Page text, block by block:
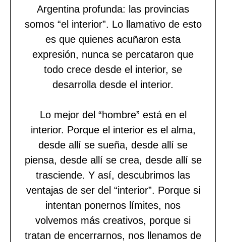
Argentina profunda: las provincias
somos “el interior”. Lo llamativo de esto
es que quienes acuñaron esta
expresión, nunca se percataron que
todo crece desde el interior, se
desarrolla desde el interior.
Lo mejor del “hombre” está en el
interior. Porque el interior es el alma,
desde allí se sueña, desde allí se
piensa, desde allí se crea, desde allí se
trasciende. Y así, descubrimos las
ventajas de ser del “interior”. Porque si
intentan ponernos límites, nos
volvemos más creativos, porque si
tratan de encerrarnos, nos llenamos de